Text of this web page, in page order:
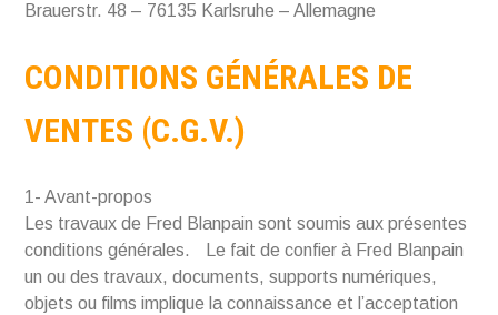
Brauerstr. 48 – 76135 Karlsruhe – Allemagne
CONDITIONS GÉNÉRALES DE
VENTES (C.G.V.)
1- Avant-propos
Les travaux de Fred Blanpain sont soumis aux présentes
conditions générales. Le fait de confier à Fred Blanpain
un ou des travaux, documents, supports numériques,
objets ou films implique la connaissance et l’acceptation